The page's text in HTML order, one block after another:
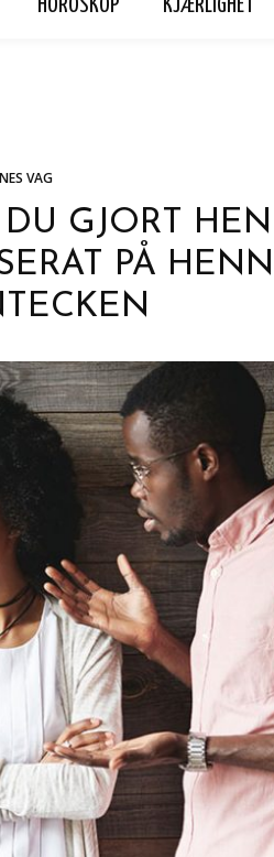
HOROSKOP KJÆRLIGHET
VAG
GJORT
PÅ